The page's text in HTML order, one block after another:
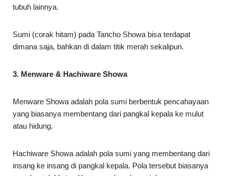
tubuh lainnya.
Sumi (corak hitam) pada Tancho Showa bisa terdapat
dimana saja, bahkan di dalam titik merah sekalipun.
3. Menware & Hachiware Showa
Menware Showa adalah pola sumi berbentuk pencahayaan
yang biasanya membentang dari pangkal kepala ke mulut
atau hidung.
Hachiware Showa adalah pola sumi yang membentang dari
insang ke insang di pangkal kepala. Pola tersebut biasanya